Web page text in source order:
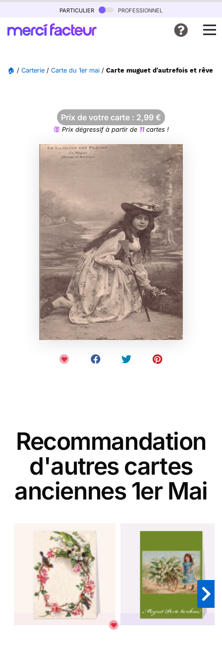
particulier professionnel
🏠 / Carterie / Carte du 1er mai / Carte muguet d'autrefois et rêve
Prix de votre carte : 2,99 €
Prix dégressif à partir de 11cartes !
Recommandation
d'autres cartes
anciennes 1er Mai